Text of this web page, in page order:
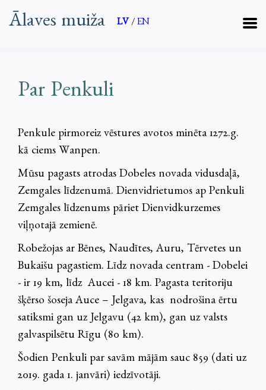
Ālaves muiža LV / EN
Par Penkuli
Penkule pirmoreiz vēstures avotos minēta 1272.g.
kā ciems Wanpen.
Mūsu pagasts atrodas Dobeles novada vidusdaļā,
Zemgales līdzenumā. Dienvidrietumos ap Penkuli
Zemgales līdzenums pāriet Dienvidkurzemes
viļņotajā zemienē.
Robežojas ar Bēnes, Naudītes, Auru, Tērvetes un
Bukaišu pagastiem. Līdz novada centram - Dobelei
- ir 19 km, līdz Aucei - 18 km. Pagasta teritoriju
šķērso šoseja Auce – Jelgava, kas nodrošina ērtu
satiksmi gan uz Jelgavu (42 km), gan uz valsts
galvaspilsētu Rīgu (80 km).
Šodien Penkuli par savām mājām sauc 859 (dati uz
2019. gada 1. janvāri) iedzīvotāji.